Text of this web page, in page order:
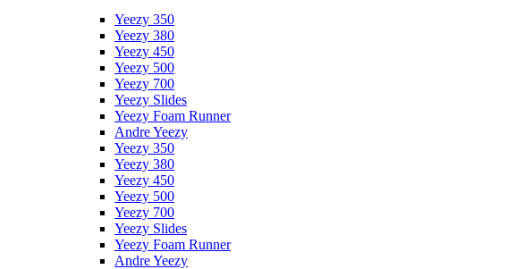
Yeezy 350
Yeezy 380
Yeezy 450
Yeezy 500
Yeezy 700
Yeezy Slides
Yeezy Foam Runner
Andre Yeezy
Yeezy 350
Yeezy 380
Yeezy 450
Yeezy 500
Yeezy 700
Yeezy Slides
Yeezy Foam Runner
Andre Yeezy